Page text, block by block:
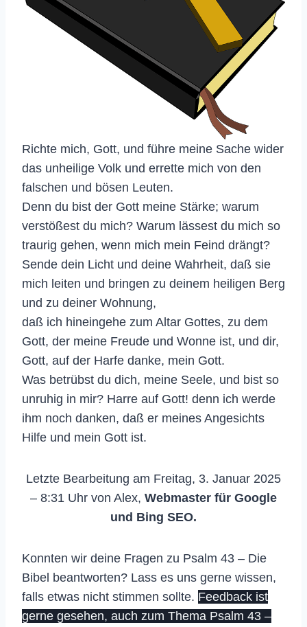
Richte mich, Gott, und führe meine Sache wider
das unheilige Volk und errette mich von den
falschen und bösen Leuten.
Denn du bist der Gott meine Stärke; warum
verstößest du mich? Warum lässest du mich so
traurig gehen, wenn mich mein Feind drängt?
Sende dein Licht und deine Wahrheit, daß sie
mich leiten und bringen zu deinem heiligen Berg
und zu deiner Wohnung,
daß ich hineingehe zum Altar Gottes, zu dem
Gott, der meine Freude und Wonne ist, und dir,
Gott, auf der Harfe danke, mein Gott.
Was betrübst du dich, meine Seele, und bist so
unruhig in mir? Harre auf Gott! denn ich werde
ihm noch danken, daß er meines Angesichts
Hilfe und mein Gott ist.
Letzte Bearbeitung am Freitag, 3. Januar 2025
– 8:31 Uhr von Alex, Webmaster für Google
und Bing SEO.
Konnten wir deine Fragen zu Psalm 43 – Die
Bibel beantworten? Lass es uns gerne wissen,
falls etwas nicht stimmen sollte. Feedback ist
gerne gesehen, auch zum Thema Psalm 43 –